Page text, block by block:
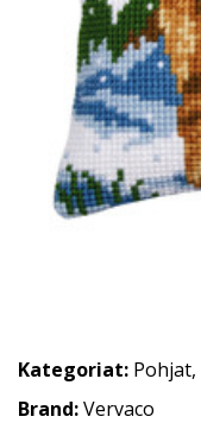
Kategoriat: Pohjat,
Brand:Vervaco